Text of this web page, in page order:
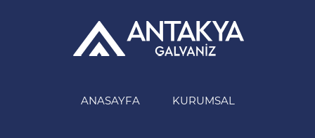
ANASAYFA KURUMSAL